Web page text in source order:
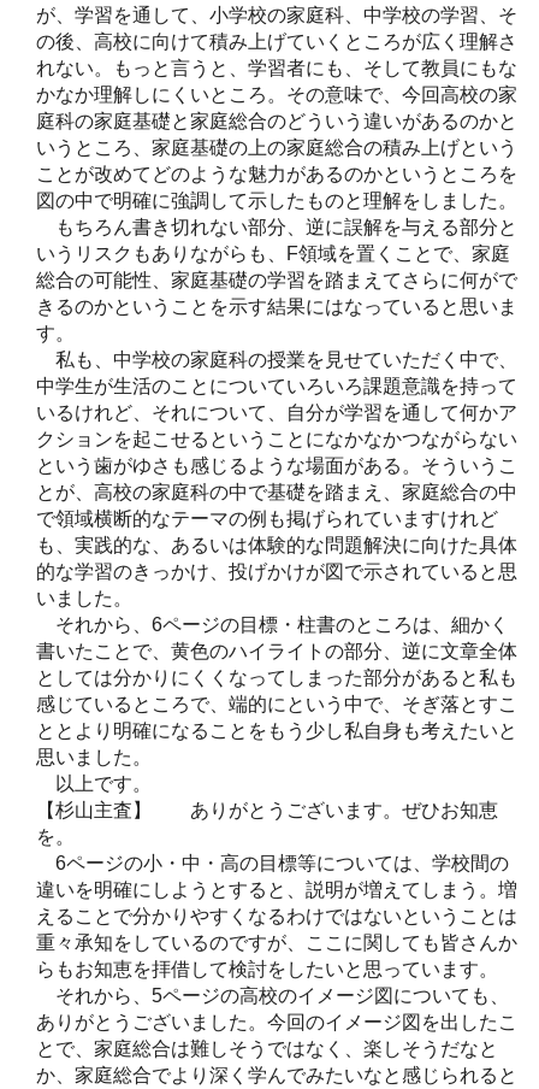
が、学習を通して、小学校の家庭科、中学校の学習、そ
の後、高校に向けて積み上げていくところが広く理解さ
れない。もっと言うと、学習者にも、そして教員にもな
かなか理解しにくいところ。その意味で、今回高校の家
庭科の家庭基礎と家庭総合のどういう違いがあるのかと
いうところ、家庭基礎の上の家庭総合の積み上げという
ことが改めてどのような魅力があるのかというところを
図の中で明確に強調して示したものと理解をしました。
もちろん書き切れない部分、逆に誤解を与える部分と
いうリスクもありながらも、F領域を置くことで、家庭
総合の可能性、家庭基礎の学習を踏まえてさらに何がで
きるのかということを示す結果にはなっていると思いま
す。
私も、中学校の家庭科の授業を見せていただく中で、
中学生が生活のことについていろいろ課題意識を持って
いるけれど、それについて、自分が学習を通して何かア
クションを起こせるということになかなかつながらない
という歯がゆさも感じるような場面がある。そういうこ
とが、高校の家庭科の中で基礎を踏まえ、家庭総合の中
で領域横断的なテーマの例も掲げられていますけれど
も、実践的な、あるいは体験的な問題解決に向けた具体
的な学習のきっかけ、投げかけが図で示されていると思
いました。
それから、6ページの目標・柱書のところは、細かく
書いたことで、黄色のハイライトの部分、逆に文章全体
としては分かりにくくなってしまった部分があると私も
感じているところで、端的にという中で、そぎ落とすこ
ととより明確になることをもう少し私自身も考えたいと
思いました。
以上です。
【杉山主査】 ありがとうございます。ぜひお知恵
を。
6ページの小・中・高の目標等については、学校間の
違いを明確にしようとすると、説明が増えてしまう。増
えることで分かりやすくなるわけではないということは
重々承知をしているのですが、ここに関しても皆さんか
らもお知恵を拝借して検討をしたいと思っています。
それから、5ページの高校のイメージ図についても、
ありがとうございました。今回のイメージ図を出したこ
とで、家庭総合は難しそうではなく、楽しそうだなと
か、家庭総合でより深く学んでみたいなと感じられると